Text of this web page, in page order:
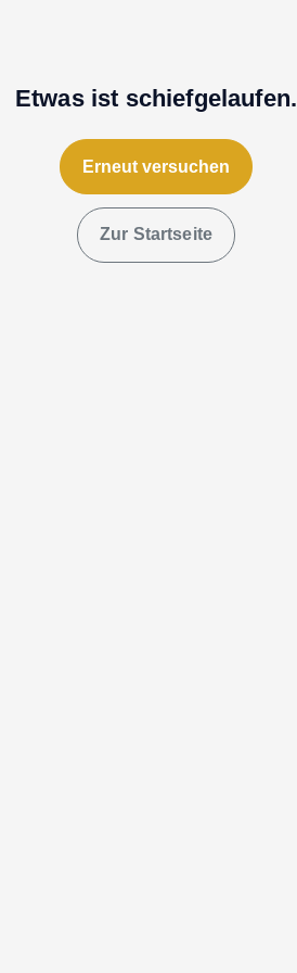
Etwas ist schiefgelaufen.
Erneut versuchen
Zur Startseite